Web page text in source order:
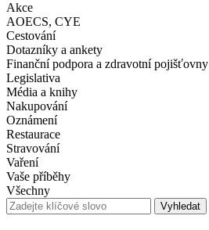
Akce
AOECS, CYE
Cestování
Dotazníky a ankety
Finanční podpora a zdravotní pojišťovny
Legislativa
Média a knihy
Nakupování
Oznámení
Restaurace
Stravování
Vaření
Vaše příběhy
Všechny
Vyhledat